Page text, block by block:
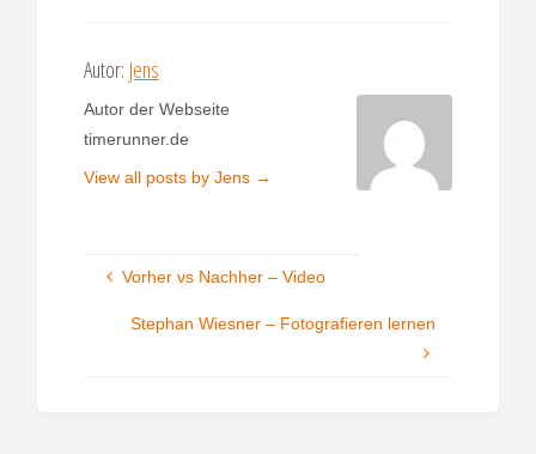
Autor: Jens
Autor der Webseite
timerunner.de
View all posts by Jens →
Vorher vs Nachher – Video
Stephan Wiesner – Fotografieren lernen